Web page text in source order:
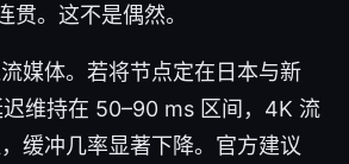
贯。这不是偶然。
媒体。若将节点定在日本与新
维持在 50–90 ms 区间，4K 流
缓冲几率显著下降。官方建议